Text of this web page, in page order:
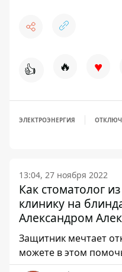
👍 🔥 ♥
ЭЛЕКТРОЭНЕРГИЯ
13:04, 27 ноября 2022
Как стоматолог
клинику на
Александром
Защитник мечтает
можете в этом